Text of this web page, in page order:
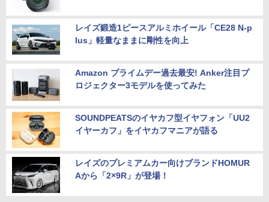
レイズ鍛造1ピースアルミホイール「CE28 N-p
lus」軽量なままに剛性を向上
Amazon プライムデー過去最安! Anker注目プ
ロジェクター3モデルを使ってみた
SOUNDPEATSのイヤカフ型イヤフォン「UU2
イヤーカフ」をイヤカフマニアが語る
レイズのプレミアムカー向けブランドHOMUR
Aから「2×9R」が登場！